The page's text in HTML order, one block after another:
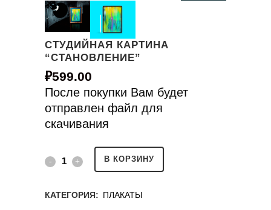
СТУДИЙНАЯ КАРТИНА
“СТАНОВЛЕНИЕ”
₽599.00
После покупки Вам будет
отправлен файл для
скачивания
В КОРЗИНУ
КАТЕГОРИЯ: ПЛАКАТЫ